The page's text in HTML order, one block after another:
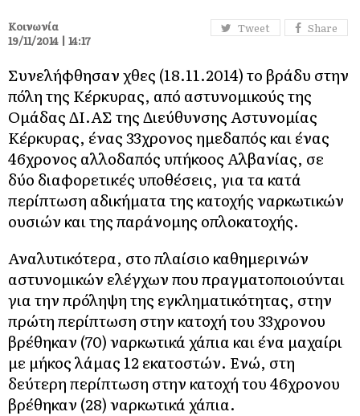
Tweet Share
Κοινωνία
19/11/2014 | 14:17
Συνελήφθησαν χθες (18.11.2014) το βράδυ στην
πόλη της Κέρκυρας, από αστυνομικούς της
Ομάδας ΔΙ.ΑΣ της Διεύθυνσης Αστυνομίας
Κέρκυρας, ένας 33χρονος ημεδαπός και ένας
46χρονος αλλοδαπός υπήκοος Αλβανίας, σε
δύο διαφορετικές υποθέσεις, για τα κατά
περίπτωση αδικήματα της κατοχής ναρκωτικών
ουσιών και της παράνομης οπλοκατοχής.
Αναλυτικότερα, στο πλαίσιο καθημερινών
αστυνομικών ελέγχων που πραγματοποιούνται
για την πρόληψη της εγκληματικότητας, στην
πρώτη περίπτωση στην κατοχή του 33χρονου
βρέθηκαν (70) ναρκωτικά χάπια και ένα μαχαίρι
με μήκος λάμας 12 εκατοστών. Ενώ, στη
δεύτερη περίπτωση στην κατοχή του 46χρονου
βρέθηκαν (28) ναρκωτικά χάπια.